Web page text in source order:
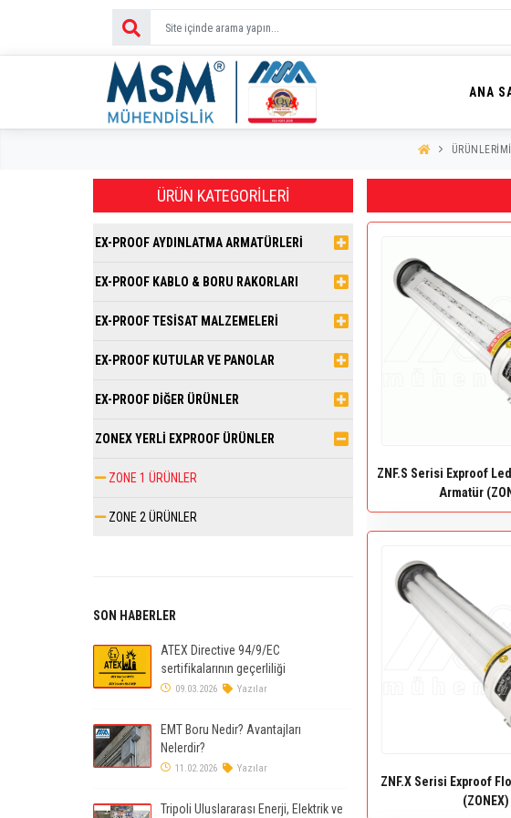
ANA
ZNF.S Serisi Exproof
Armatür
ZNF.X Serisi Exproof
(ZONEX)
ÜRÜN KATEGORILERI
EX-PROOF AYDINLATMA ARMATÜRLERİ
EX-PROOF KABLO & BORU RAKORLARI
EX-PROOF TESİSAT MALZEMELERİ
EX-PROOF KUTULAR VE PANOLAR
EX-PROOF DİĞER ÜRÜNLER
ZONEX YERLİ EXPROOF ÜRÜNLER
ZONE 1 ÜRÜNLER
ZONE 2 ÜRÜNLER
SON HABERLER
ATEX Directive 94/9/EC
sertifikalarının geçerliliği
09.03.2026 Yazılar
EMT Boru Nedir? Avantajları
Nelerdir?
11.02.2026 Yazılar
Tripoli Uluslararası Enerji, Elektrik ve